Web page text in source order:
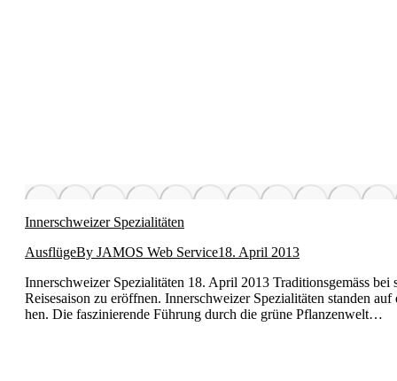
Innerschweizer Spezialitäten
AusflügeBy JAMOS Web Service18. April 2013
Inner­schweiz­er Spezial­itäten 18. April 2013 Tra­di­tion­s­gemäss
Reis­e­sai­son zu eröff­nen. Inner­schweiz­er Spezial­itäten standen
hen. Die faszinierende Führung durch die grüne Pflanzen­welt…